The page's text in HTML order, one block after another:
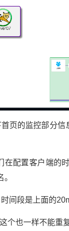
页的监控部分
配置客户端的
间段是上面的
个也一样不能重复